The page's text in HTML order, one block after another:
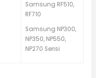
Samsung RF510,
RF710
Samsung NP300,
NP350, NP550,
NP270 Serisi